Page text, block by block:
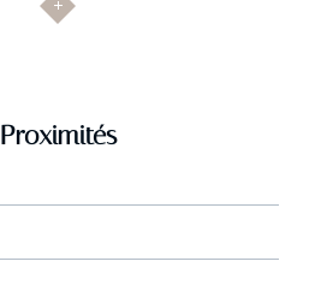
Proximités